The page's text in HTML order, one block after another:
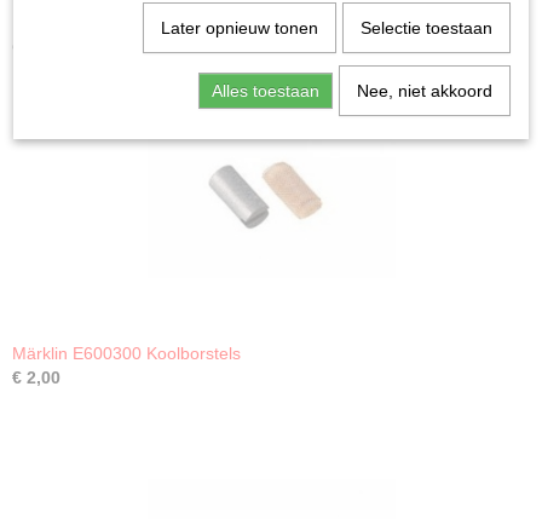
Ook interessant
Märklin E600300 Koolborstels
€ 2,00
Later opnieuw tonen Selectie toestaan
Alles toestaan Nee, niet akkoord